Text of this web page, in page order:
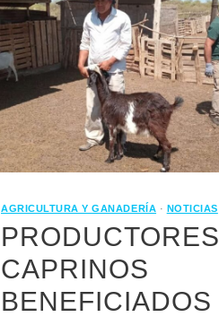
AGRICULTURA Y GANADERÍA · NOTICIAS
PRODUCTORES
CAPRINOS
BENEFICIADOS